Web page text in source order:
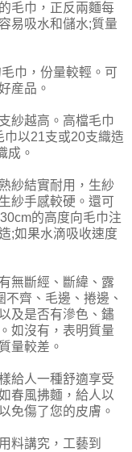
毛巾，正反兩麵每
易吸水和儲水;質量
巾，份量較輕。可
産品。
越高。高檔毛巾
以21支或20支織造
成。
紗結實耐用，生紗
紗手感較硬。還可
的高度向毛巾注
;如果水滴吸收速度
斷經、斷緯、露
齊、毛邊、捲邊、
及是否有滲色、鏽
如沒有，表明質量
量較差。
人一種舒適享受
春風拂麵，給人以
免傷了您的皮膚。
講究，工藝到